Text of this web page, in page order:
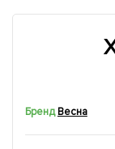
Бренд Весна